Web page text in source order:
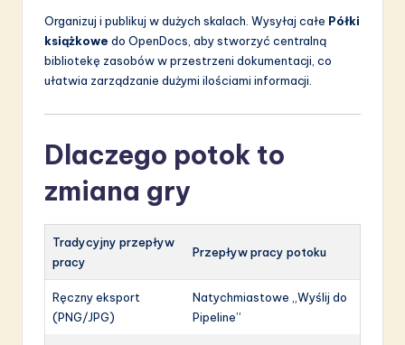
Organizuj i publikuj w dużych skalach. Wysyłaj całe Półki
książkowe do OpenDocs, aby stworzyć centralną
bibliotekę zasobów w przestrzeni dokumentacji, co
ułatwia zarządzanie dużymi ilościami informacji.
Dlaczego potok to
zmiana gry
Tradycyjny przepływ
pracy
Przepływ pracy potoku
Ręczny eksport
(PNG/JPG)
Natychmiastowe „Wyślij do
Pipeline”